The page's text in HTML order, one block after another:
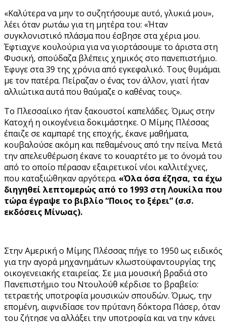
«Καλύτερα να μην το συζητήσουμε αυτό, γλυκιά μου»,
λέει όταν ρωτάω για τη μητέρα του: «Ήταν
συγκλονιστικό πλάσμα που έσβησε στα χέρια μου.
Έφτιαχνε κουλούρια για να γιορτάσουμε το άριστα στη
Φυσική, σπούδαζα βλέπεις χημικός στο πανεπιστήμιο.
Έφυγε στα 39 της χρόνια από εγκεφαλικό. Τους θυμάμαι
με τον πατέρα. Πείραζαν ο ένας τον άλλον, γιατί ήταν
αλλιώτικα αυτά που θαύμαζε ο καθένας τους».
Το Πλεσσαίικο ήταν ξακουστοί καπελάδες. Όμως στην
Κατοχή η οικογένεια δοκιμάστηκε. Ο Μίμης Πλέσσας
έπαιζε σε καμπαρέ της εποχής, έκανε μαθήματα,
κουβαλούσε ακόμη και πεθαμένους από την πείνα. Μετά
την απελευθέρωση έκανε το κουαρτέτο με το όνομά του
από το οποίο πέρασαν εξαιρετικοί νέοι καλλιτέχνες,
που καταξιώθηκαν αργότερα. «Όλα όσα έζησα, τα έχω
διηγηθεί λεπτομερώς από το 1993 στη Λουκίλα που
τώρα έγραψε το βιβλίο “Ποιος το ξέρει” (σ.σ.
εκδόσεις Μίνωας).
Στην Αμερική ο Μίμης Πλέσσας πήγε το 1950 ως ειδικός
για την αγορά μηχανημάτων κλωστοϋφαντουργίας της
οικογενειακής εταιρείας. Σε μια μουσική βραδιά στο
Πανεπιστήμιο του Ντουλούθ κέρδισε το βραβείο:
τετραετής υποτροφία μουσικών σπουδών. Όμως, την
επομένη, αιφνιδίασε τον πρύτανη δόκτορα Πάσερ, όταν
του ζήτησε να αλλάξει την υποτροφία και να την κάνει